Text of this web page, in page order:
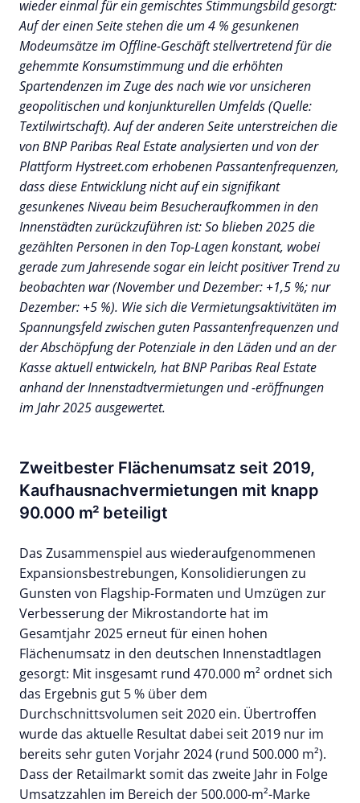
wieder einmal für ein gemischtes Stimmungsbild gesorgt:
Auf der einen Seite stehen die um 4 % gesunkenen
Modeumsätze im Offline-Geschäft stellvertretend für die
gehemmte Konsumstimmung und die erhöhten
Spartendenzen im Zuge des nach wie vor unsicheren
geopolitischen und konjunkturellen Umfelds (Quelle:
Textilwirtschaft). Auf der anderen Seite unterstreichen die
von BNP Paribas Real Estate analysierten und von der
Plattform Hystreet.com erhobenen Passantenfrequenzen,
dass diese Entwicklung nicht auf ein signifikant
gesunkenes Niveau beim Besucheraufkommen in den
Innenstädten zurückzuführen ist: So blieben 2025 die
gezählten Personen in den Top-Lagen konstant, wobei
gerade zum Jahresende sogar ein leicht positiver Trend zu
beobachten war (November und Dezember: +1,5 %; nur
Dezember: +5 %). Wie sich die Vermietungsaktivitäten im
Spannungsfeld zwischen guten Passantenfrequenzen und
der Abschöpfung der Potenziale in den Läden und an der
Kasse aktuell entwickeln, hat BNP Paribas Real Estate
anhand der Innenstadtvermietungen und -eröffnungen
im Jahr 2025 ausgewertet.
Zweitbester Flächenumsatz seit 2019,
Kaufhausnachvermietungen mit knapp
90.000 m² beteiligt
Das Zusammenspiel aus wiederaufgenommenen
Expansionsbestrebungen, Konsolidierungen zu
Gunsten von Flagship-Formaten und Umzügen zur
Verbesserung der Mikrostandorte hat im
Gesamtjahr 2025 erneut für einen hohen
Flächenumsatz in den deutschen Innenstadtlagen
gesorgt: Mit insgesamt rund 470.000 m² ordnet sich
das Ergebnis gut 5 % über dem
Durchschnittsvolumen seit 2020 ein. Übertroffen
wurde das aktuelle Resultat dabei seit 2019 nur im
bereits sehr guten Vorjahr 2024 (rund 500.000 m²).
Dass der Retailmarkt somit das zweite Jahr in Folge
Umsatzzahlen im Bereich der 500.000-m²-Marke